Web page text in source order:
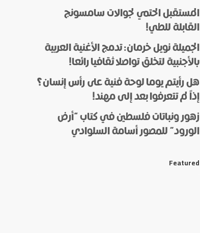
المستقبل الحتمي لجوالات سامسونج
القابلة للطي!
الجميلة نويل خرمان: تدمج الأغنية العربية
بالأجنبية لتخلق تواصلا ثقافيا رائعا!
هل رأيتم يوما لوحة فنية على رأس إنسان؟
إذاً لم تتعرفوا بعد إلى مهند!
زهور ونباتات فلسطين في كتاب “أرض
الورود” للمصور أسامة السلوادي
Featured